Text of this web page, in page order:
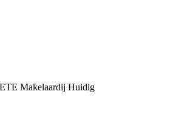
Makelaardij Huidig